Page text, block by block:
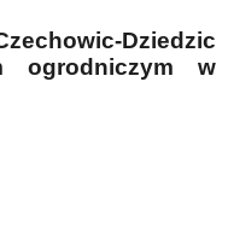
Dziedzic
ogrodniczym w